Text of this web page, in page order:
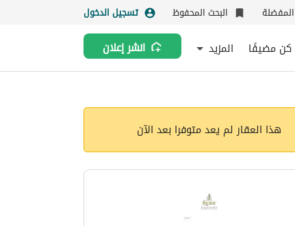
المفضلة البحث المحفوظ تسجيل الدخول
كن مضيفًا المزيد انشر إعلان
هذا العقار لم يعد متوفرا بعد الآن